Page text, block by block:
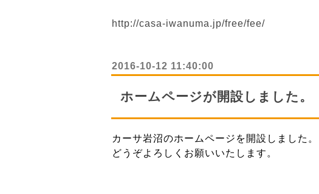
http://casa-iwanuma.jp/free/fee/
2016-10-12 11:40:00
ホームページが開設しました。
カーサ岩沼のホームページを開設しました。
どうぞよろしくお願いいたします。